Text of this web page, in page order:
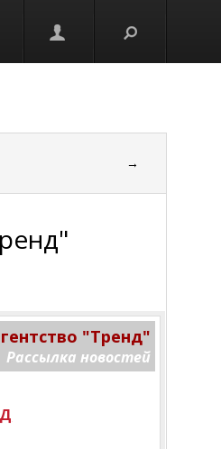
→
"Тренд"
Рассылка новостей